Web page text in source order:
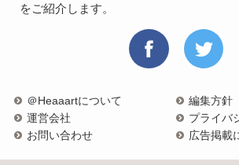
をご紹介します。
＠Heaaartについて
編集方針
運営会社
プライバ
お問い合わせ
広告掲載